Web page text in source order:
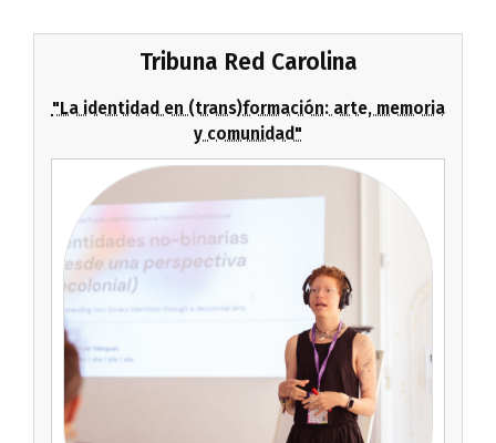
Tribuna Red Carolina
"La identidad en (trans)formación: arte, memoria
y comunidad"